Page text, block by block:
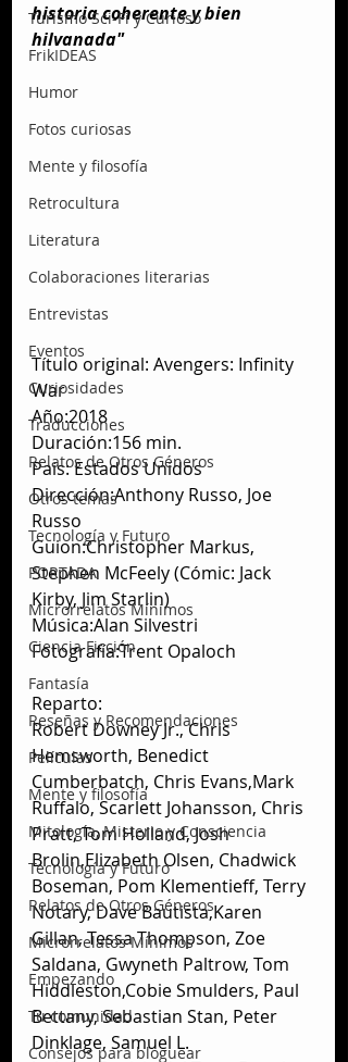
Turismo Sci-Fi y Curioso
FrikIDEAS
Humor
Fotos curiosas
Mente y filosofía
Retrocultura
Literatura
Colaboraciones literarias
Entrevistas
Eventos
Curiosidades
Traducciones
Relatos de Otros Géneros
Otros temas
Tecnología y Futuro
PORTADA
Microrrelatos Mínimos
Ciencia Ficción
Fantasía
Reseñas y Recomendaciones
Películas
Mente y filosofía
Mitología, Misterio y Consciencia
Tecnología y Futuro
Relatos de Otros Géneros
Microrrelatos Mínimos
Empezando
Tu comunidad
Consejos para bloguear
historia coherente y bien
hilvanada"
Título original: Avengers: Infinity
War
Año:2018
Duración:156 min.
País: Estados Unidos
Dirección:Anthony Russo, Joe
Russo
Guion:Christopher Markus,
Stephen McFeely (Cómic: Jack
Kirby, Jim Starlin)
Música:Alan Silvestri
Fotografía:Trent Opaloch
Reparto:
Robert Downey Jr., Chris
Hemsworth, Benedict
Cumberbatch, Chris Evans,Mark
Ruffalo, Scarlett Johansson, Chris
Pratt, Tom Holland, Josh
Brolin,Elizabeth Olsen, Chadwick
Boseman, Pom Klementieff, Terry
Notary, Dave Bautista,Karen
Gillan, Tessa Thompson, Zoe
Saldana, Gwyneth Paltrow, Tom
Hiddleston,Cobie Smulders, Paul
Bettany, Sebastian Stan, Peter
Dinklage, Samuel L.